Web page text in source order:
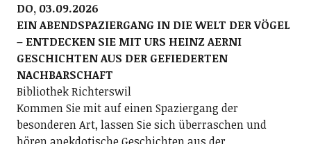
DO, 03.09.2026
EIN ABENDSPAZIERGANG IN DIE WELT DER VÖGEL
– ENTDECKEN SIE MIT URS HEINZ AERNI
GESCHICHTEN AUS DER GEFIEDERTEN
NACHBARSCHAFT
Bibliothek Richterswil
Kommen Sie mit auf einen Spaziergang der
besonderen Art, lassen Sie sich überraschen und